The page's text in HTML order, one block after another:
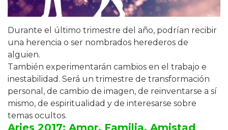
Durante el último trimestre del año, podrían recibir
una herencia o ser nombrados herederos de
alguien.
También experimentarán cambios en el trabajo e
inestabilidad. Será un trimestre de transformación
personal, de cambio de imagen, de reinventarse a sí
mismo, de espiritualidad y de interesarse sobre
temas ocultos.
Aries 2017: Amor, Familia, Amistad